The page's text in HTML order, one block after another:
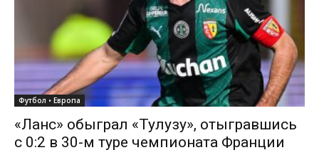
Футбол • Европа
«Ланс» обыграл «Тулузу», отыгравшись
с 0:2 в 30-м туре чемпионата Франции